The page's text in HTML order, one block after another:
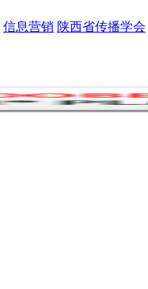
信息营销 陕西省传播学会